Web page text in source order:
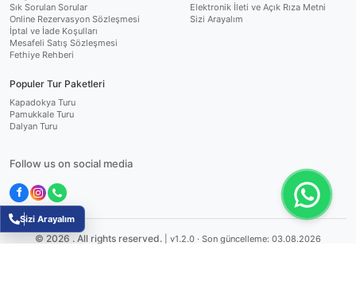
Sık Sorulan Sorular
Online Rezervasyon Sözleşmesi
İptal ve İade Koşulları
Mesafeli Satış Sözleşmesi
Fethiye Rehberi
Elektronik İleti ve Açık Rıza Metni
Sizi Arayalım
Populer Tur Paketleri
Kapadokya Turu
Pamukkale Turu
Dalyan Turu
Follow us on social media
© 2026 . All rights reserved. v1.2.0 · Son güncelleme: 03.08.2026
Sizi Arayalım